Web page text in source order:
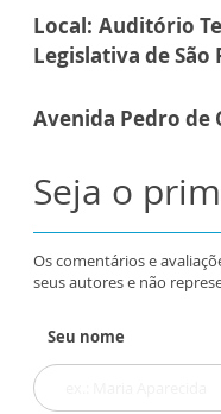
Local: Auditório
Legislativa de São
Avenida Pedro de
Seja o
Os comentários e
seus autores e não
Seu nome